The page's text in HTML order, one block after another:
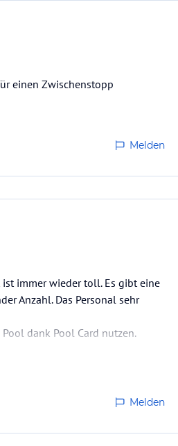
einen Zwischenstopp
Melden
immer wieder toll. Es gibt eine
Anzahl. Das Personal sehr
dank Pool Card nutzen.
Melden